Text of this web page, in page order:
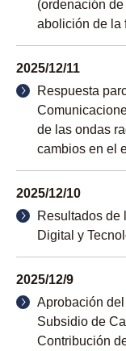
(ordenación
abolición de la
2025/12/11
Respuesta
de las ondas
cambios en el
2025/12/10
Resultados de
Digital y
2025/12/9
Aprobación del
Subsidio de
Contribución